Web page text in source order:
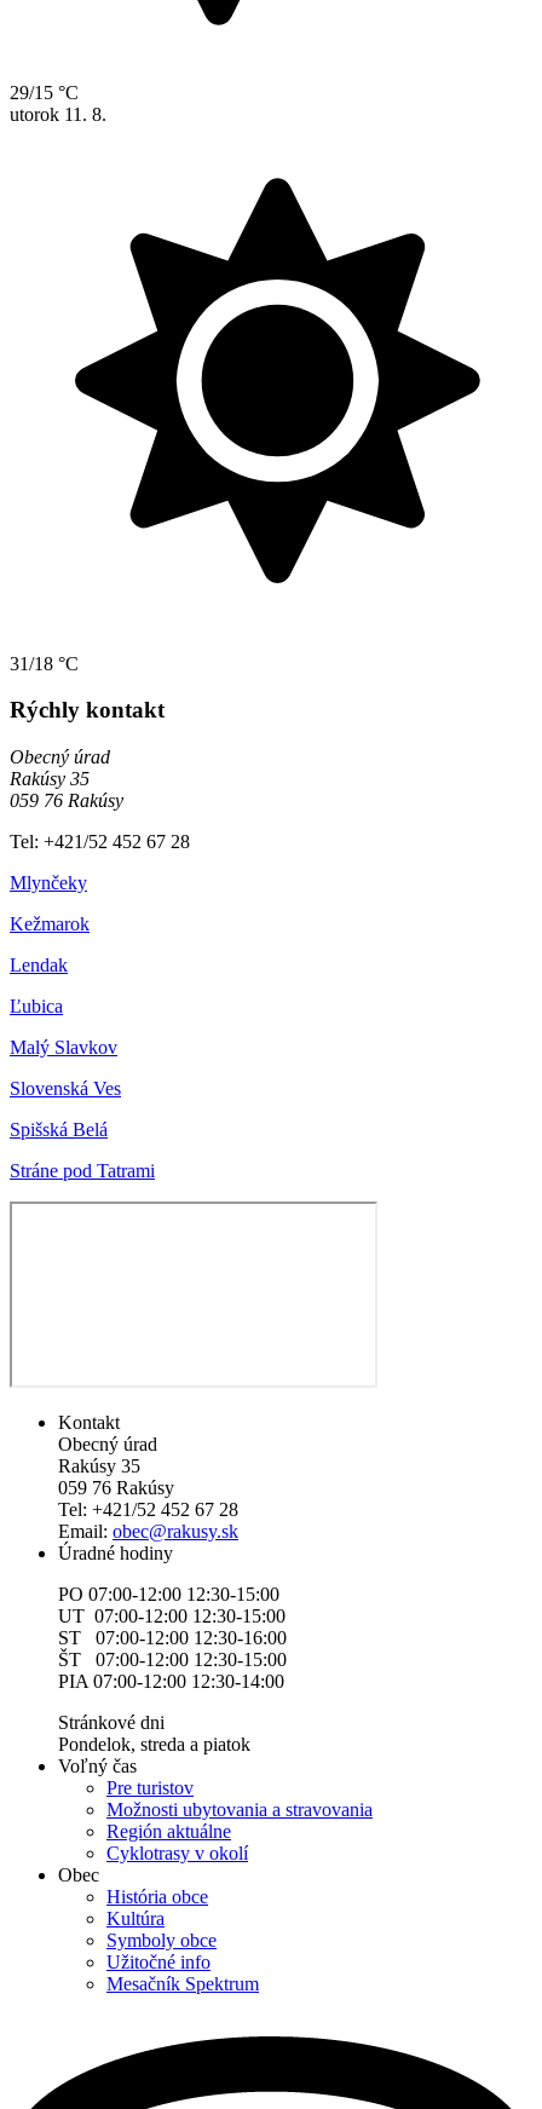
29/15 °C
utorok 11. 8.
31/18 °C
Rýchly kontakt
Obecný úrad
Rakúsy 35
059 76 Rakúsy
Tel: +421/52 452 67 28
Mlynčeky
Kežmarok
Lendak
Ľubica
Malý Slavkov
Slovenská Ves
Spišská Belá
Stráne pod Tatrami
Kontakt
Obecný úrad
Rakúsy 35
059 76 Rakúsy
Tel: +421/52 452 67 28
Email: obec@rakusy.sk
Úradné hodiny
PO 07:00-12:00 12:30-15:00
UT 07:00-12:00 12:30-15:00
ST 07:00-12:00 12:30-16:00
ŠT 07:00-12:00 12:30-15:00
PIA 07:00-12:00 12:30-14:00
Stránkové dni
Pondelok, streda a piatok
Voľný čas
Pre turistov
Možnosti ubytovania a stravovania
Región aktuálne
Cyklotrasy v okolí
Obec
História obce
Kultúra
Symboly obce
Užitočné info
Mesačník Spektrum